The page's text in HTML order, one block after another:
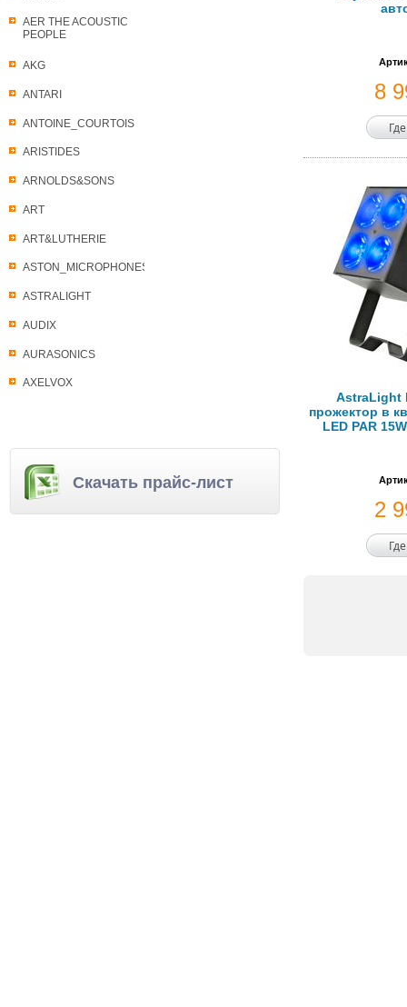
AER THE ACOUSTIC
PEOPLE
AKG
ANTARI
ANTOINE_COURTOIS
ARISTIDES
ARNOLDS&SONS
ART
ART&LUTHERIE
ASTON_MICROPHONES
ASTRALIGHT
AUDIX
AURASONICS
AXELVOX
Скачать прайс-лист
8
AstraLight
прожектор в
LED PAR
2